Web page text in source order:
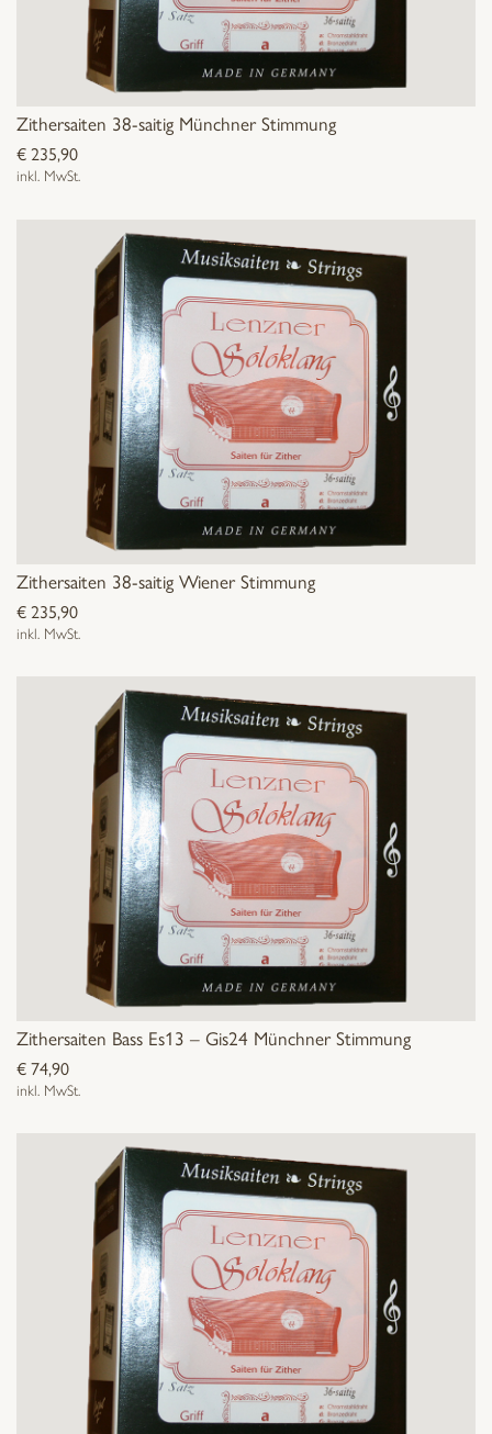
Zithersaiten 38-saitig Münchner Stimmung
€ 235,90
inkl. MwSt.
Zithersaiten 38-saitig Wiener Stimmung
€ 235,90
inkl. MwSt.
Zithersaiten Bass Es13 – Gis24 Münchner Stimmung
€ 74,90
inkl. MwSt.